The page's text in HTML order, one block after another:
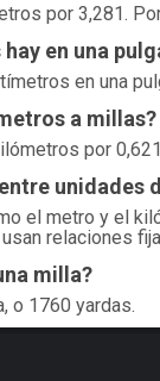
por 3,281.
en una
en una
a millas?
por
el metro y el
relaciones
milla?
o 1760 yardas.